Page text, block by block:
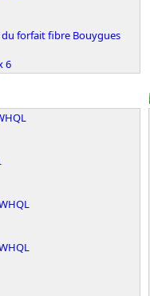
du forfait fibre Bouygues
6